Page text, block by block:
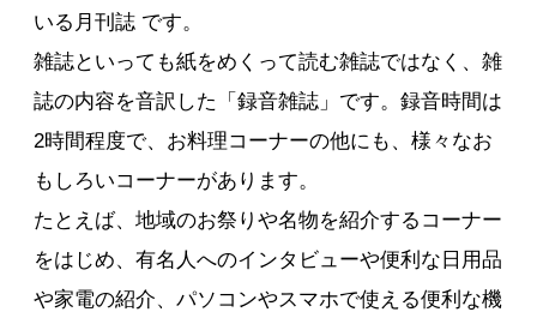
いる月刊誌 です。
雑誌といっても紙をめくって読む雑誌ではなく、雑
誌の内容を音訳した「録音雑誌」です。録音時間は
2時間程度で、お料理コーナーの他にも、様々なお
もしろいコーナーがあります。
たとえば、地域のお祭りや名物を紹介するコーナー
をはじめ、有名人へのインタビューや便利な日用品
や家電の紹介、パソコンやスマホで使える便利な機